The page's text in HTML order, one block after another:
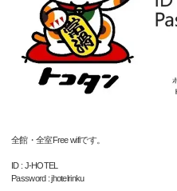
全館・全室Free wifiです。
ID : J-HOTEL
Password : jhotelrinku